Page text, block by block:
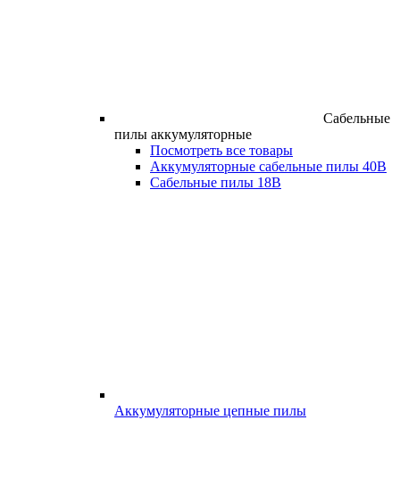
Сабельные
пилы аккумуляторные
Посмотреть все товары
Аккумуляторные сабельные пилы 40В
Сабельные пилы 18В
Аккумуляторные цепные пилы